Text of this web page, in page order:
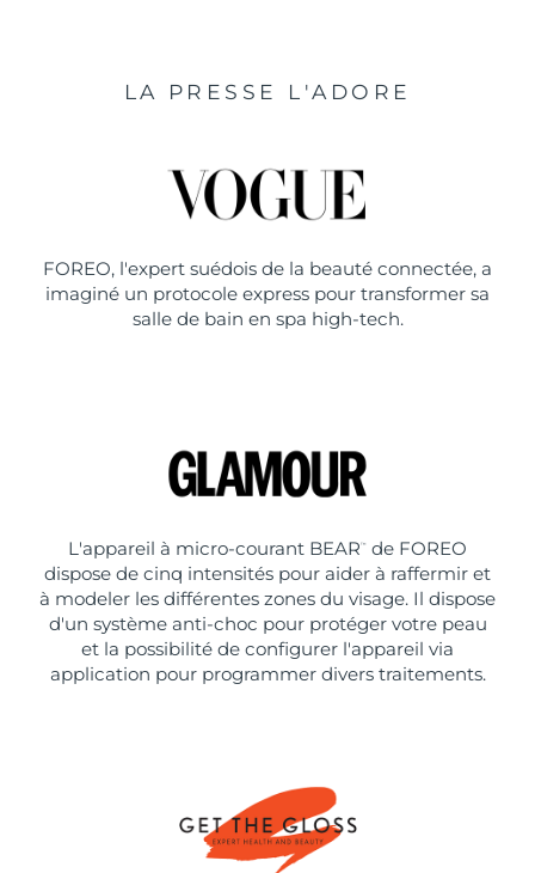
LA PRESSE L'ADORE
FOREO, l'expert suédois de la beauté connectée, a
imaginé un protocole express pour transformer sa
salle de bain en spa high-tech.
L'appareil à micro-courant BEAR ™
de FOREO
dispose de cinq intensités pour aider à raffermir et
à modeler les différentes zones du visage. Il dispose
d'un système anti-choc pour protéger votre peau
et la possibilité de configurer l'appareil via
application pour programmer divers traitements.